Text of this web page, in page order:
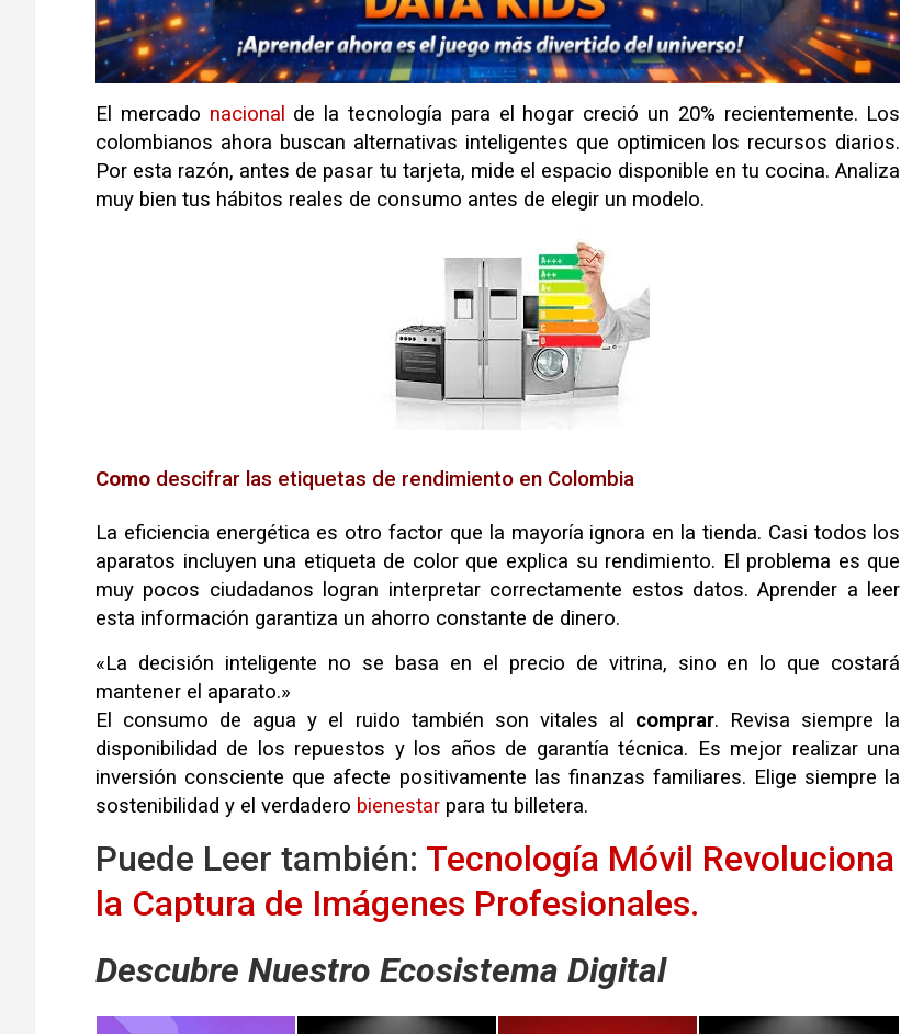
El mercado nacional de la tecnología para el hogar creció un 20% recientemente. Los
colombianos ahora buscan alternativas inteligentes que optimicen los recursos diarios.
Por esta razón, antes de pasar tu tarjeta, mide el espacio disponible en tu cocina.Analiza
muy bien tus hábitos reales de consumo antes de elegir un modelo.
Como descifrar las etiquetas de rendimiento en Colombia
La eficiencia energética es otro factor que la mayoría ignora en la tienda. Casi todos los
aparatos incluyen una etiqueta de color que explica su rendimiento. El problema es que
muy pocos ciudadanos logran interpretar correctamente estos datos.Aprender a leer
esta información garantiza un ahorro constante de dinero.
«La decisión inteligente no se basa en el precio de vitrina, sino en lo que costará
mantener el aparato.»
El consumo de agua y el ruido también son vitales al comprar. Revisa siempre la
disponibilidad de los repuestos y los años de garantía técnica. Es mejor realizar una
inversión consciente que afecte positivamente las finanzas familiares. Elige siempre la
sostenibilidad y el verdadero bienestar para tu billetera.
Puede Leer también: Tecnología Móvil Revoluciona
la Captura de Imágenes Profesionales.
Descubre Nuestro Ecosistema Digital